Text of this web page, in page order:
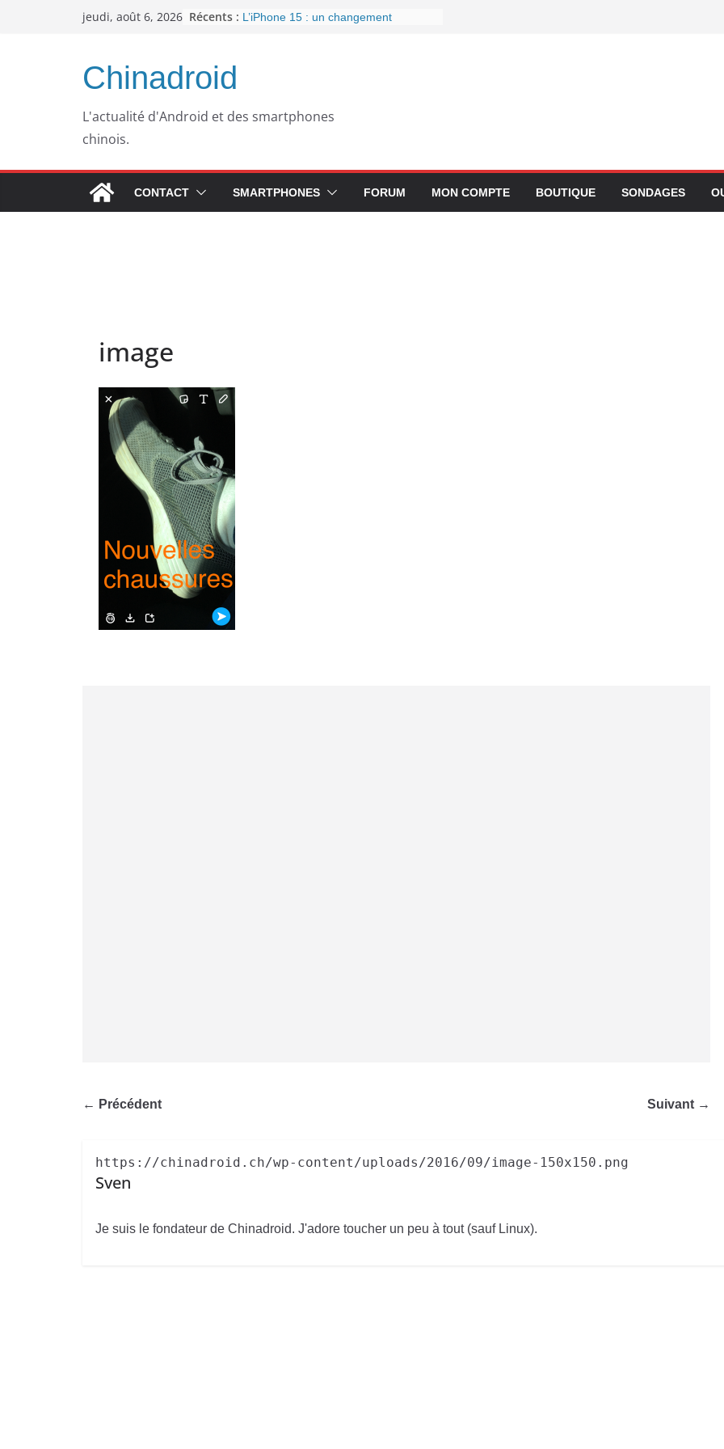
jeudi, août 6, 2026 Récents : L’iPhone 15 : un changement
septembre 2023
Chinadroid
L'actualité d'Android et des smartphones
chinois.
CONTACT SMARTPHONES FORUM MON COMPTE BOUTIQUE SONDAGES
image
← Précédent Suivant →
https://chinadroid.ch/wp-content/uploads/2016/09/image-150x150.png
Sven
Je suis le fondateur de Chinadroid. J'adore toucher un peu à tout (sauf Linux).